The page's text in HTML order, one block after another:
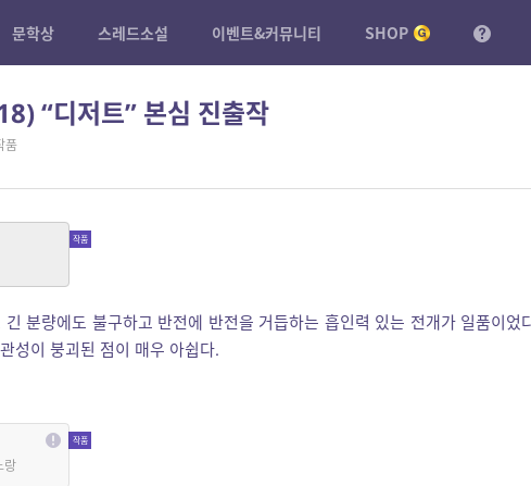
문학상 스레드소설 이벤트&커뮤니티 SHOP
“디저트” 본심 진출작
품
긴 분량에도 불구하고 반전에 반전을 거듭하는 흡인력 있는 전개가 일품이었
성이 붕괴된 점이 매우 아쉽다.
랑